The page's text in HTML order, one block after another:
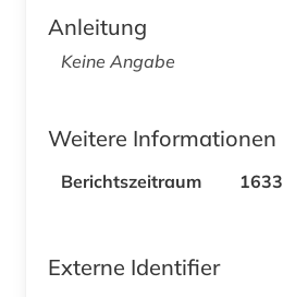
Anleitung
Keine Angabe
Weitere Informationen
Berichtszeitraum 1633
Externe Identifier